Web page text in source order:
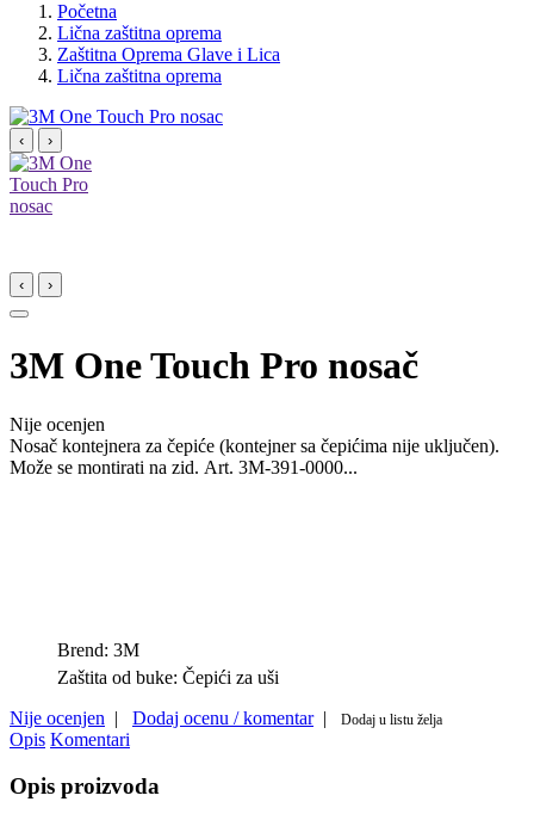
Početna
Lična zaštitna oprema
Zaštitna Oprema Glave i Lica
Lična zaštitna oprema
‹ ›
‹ ›
3M One Touch Pro nosač
Nije ocenjen
Nosač kontejnera za čepiće (kontejner sa čepićima nije uključen).
Može se montirati na zid. Art. 3M-391-0000...
Brend: 3M
Zaštita od buke: Čepići za uši
Nije ocenjen | Dodaj ocenu / komentar| Dodaj u listu želja
Opis Komentari
Opis proizvoda